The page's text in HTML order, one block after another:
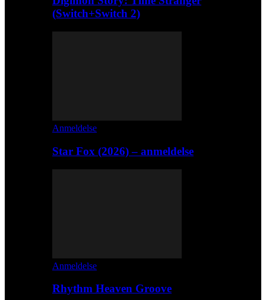
(Switch+Switch 2)
Anmeldelse
Star Fox (2026) – anmeldelse
Anmeldelse
Rhythm Heaven Groove